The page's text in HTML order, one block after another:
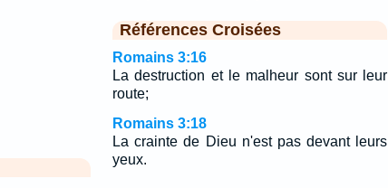
Références Croisées
Romains 3:16
La destruction et le malheur sont sur leur
route;
Romains 3:18
La crainte de Dieu n'est pas devant leurs
yeux.